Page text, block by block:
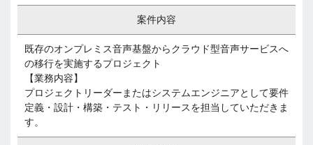
案件内容
既存のオンプレミス音声基盤からクラウド型音声サービスへ
の移行を実施するプロジェクト
【業務内容】
プロジェクトリーダーまたはシステムエンジニアとして要件
定義・設計・構築・テスト・リリースを担当していただきま
す。